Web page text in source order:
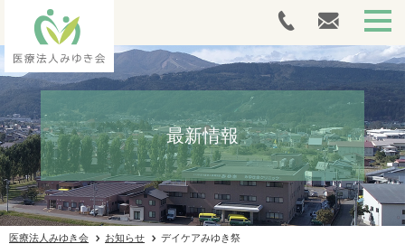
HOME
外来案内
人間ドック・健康診断
介護サービス
最新情報
医療法人みゆき会 お知らせ デイケアみゆき祭